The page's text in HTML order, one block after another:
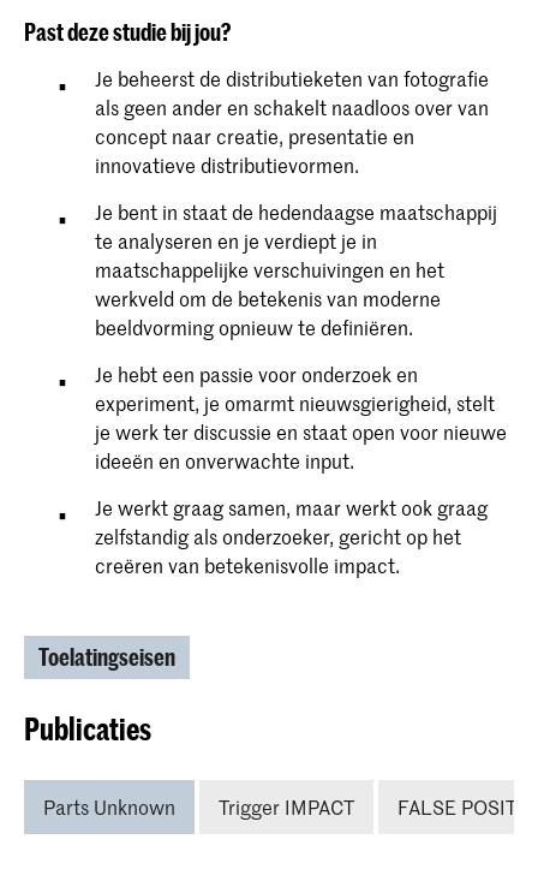
Past deze studie bij jou?
Je beheerst de distributieketen van fotografie
als geen ander en schakelt naadloos over van
concept naar creatie, presentatie en
innovatieve distributievormen.
Je bent in staat de hedendaagse maatschappij
te analyseren en je verdiept je in
maatschappelijke verschuivingen en het
werkveld om de betekenis van moderne
beeldvorming opnieuw te definiëren.
Je hebt een passie voor onderzoek en
experiment, je omarmt nieuwsgierigheid, stelt
je werk ter discussie en staat open voor nieuwe
ideeën en onverwachte input.
Je werkt graag samen, maar werkt ook graag
zelfstandig als onderzoeker, gericht op het
creëren van betekenisvolle impact.
Toelatingseisen
Publicaties
Parts Unknown Trigger IMPACT FALSE